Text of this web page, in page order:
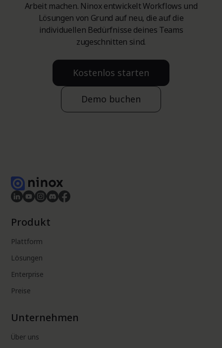
Arbeit machen. Ninox entwickelt Workflows und
Lösungen von Grund auf neu, die auf die
individuellen Bedürfnisse deines Teams
zugeschnitten sind.
Kostenlos starten
Demo buchen
Produkt
Plattform
Lösungen
Enterprise
Preise
Unternehmen
Über uns